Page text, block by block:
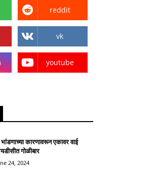
reddit
vk
youtube
कारणावरून एकावर वाई
गोळीबार
24, 2024